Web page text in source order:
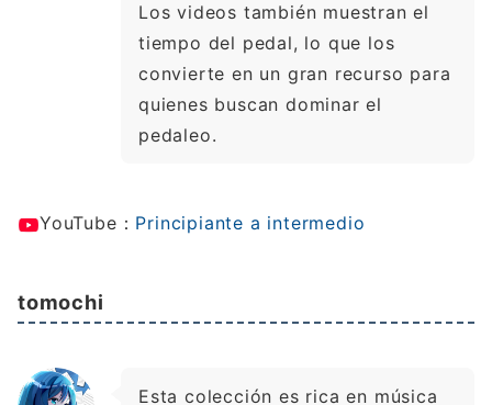
Los videos también muestran el
tiempo del pedal, lo que los
convierte en un gran recurso para
quienes buscan dominar el
pedaleo.
YouTube： Principiante a intermedio
tomochi
Esta colección es rica en música